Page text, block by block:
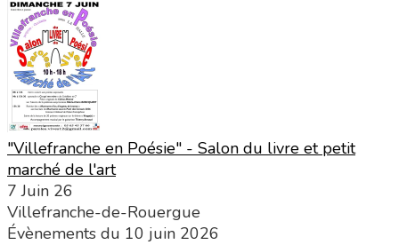
"Villefranche en Poésie" - Salon du livre et petit
marché de l'art
7 Juin 26
Villefranche-de-Rouergue
Évènements du 10 juin 2026